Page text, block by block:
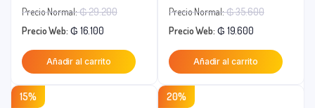
Precio Normal:₲29.200El
original
era:
₲ 29.200.
Precio Web: ₲ 16.100
precio
actual
Añadir al carrito
Precio Normal:₲35.600El
original
era:
Precio Web: ₲ 19.600
precio
actual
Añadir al carrito
15% 20%